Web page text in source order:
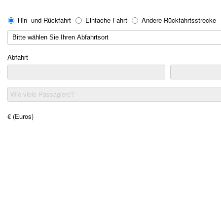
Hin- und Rückfahrt Einfache Fahrt Andere Rückfahrtsstrecke
Abfahrt
Wie viele Passagiere?
€ (Euros)